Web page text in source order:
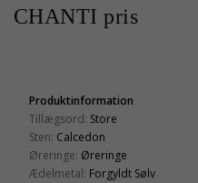
CHANTI pris
Produktinformation
Tillægsord: Store
Sten: Calcedon
Øreringe: Øreringe
Ædelmetal: Forgyldt Sølv